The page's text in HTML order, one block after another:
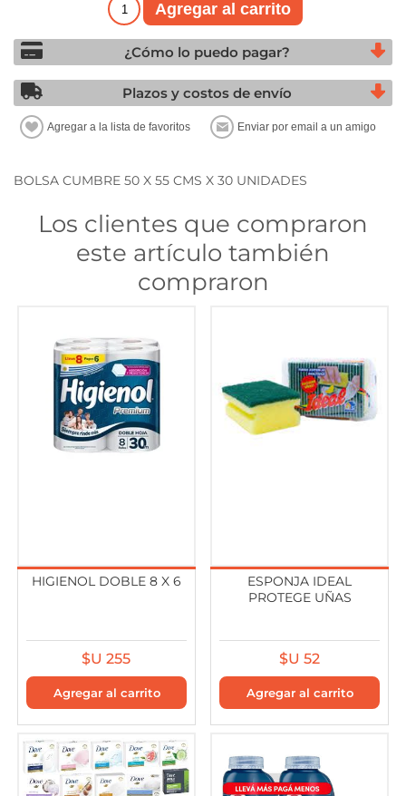
¿Cómo lo puedo pagar?
Plazos y costos de envío
BOLSA CUMBRE 50 X 55 CMS X 30 UNIDADES
Los clientes que compraron
este artículo también
compraron
HIGIENOL DOBLE 8 X 6
$U 255
ESPONJA IDEAL
PROTEGE UÑAS
$U 52